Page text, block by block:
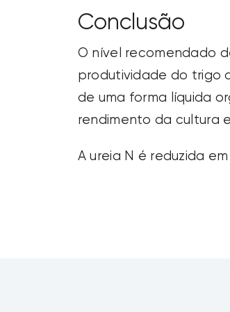
Conclusão
O nível recomendado
produtividade do trigo
de uma forma líquida
rendimento da cultura
A ureia N é reduzida em